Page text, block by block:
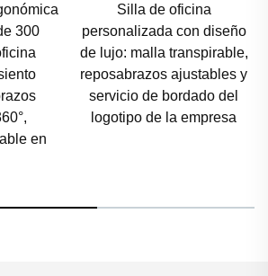
diseño
y
del
Silla de oficina ajustable en
altura con diseño
ergonómico, lujo y estilo
moderno, con respaldo alto
y estructura de malla